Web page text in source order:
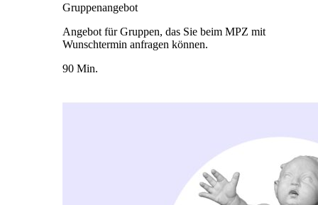
Gruppenangebot
Angebot für Gruppen, das Sie beim MPZ mit
Wunschtermin anfragen können.
90 Min.